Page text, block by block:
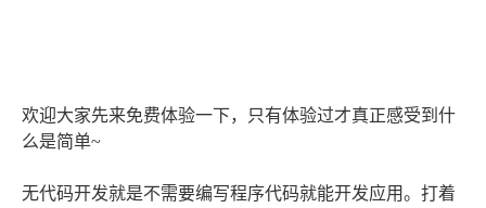
欢迎大家先来免费体验一下，只有体验过才真正感受到什
么是简单~
无代码开发就是不需要编写程序代码就能开发应用。打着